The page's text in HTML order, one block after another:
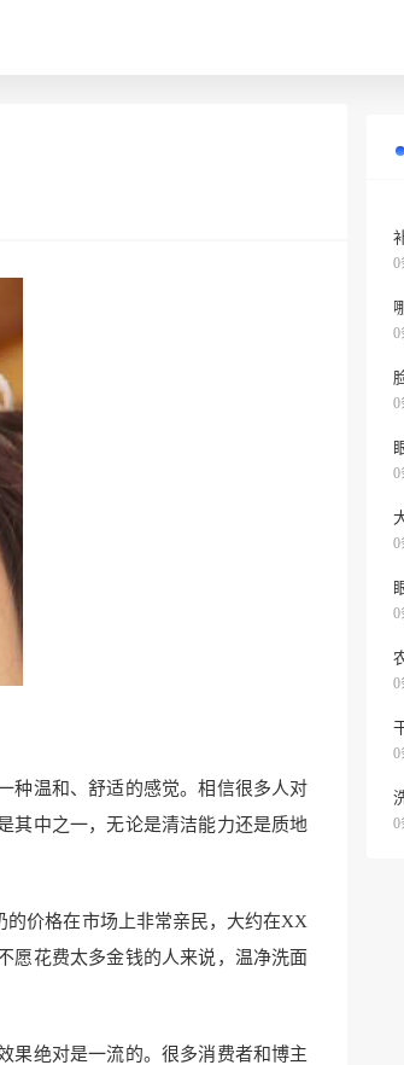
种温和、舒适的感觉。相信很多人对
其中之一，无论是清洁能力还是质地
价格在市场上非常亲民，大约在XX
愿花费太多金钱的人来说，温净洗面
果绝对是一流的。很多消费者和博主
0
0
0
0
0
0
0
0
0